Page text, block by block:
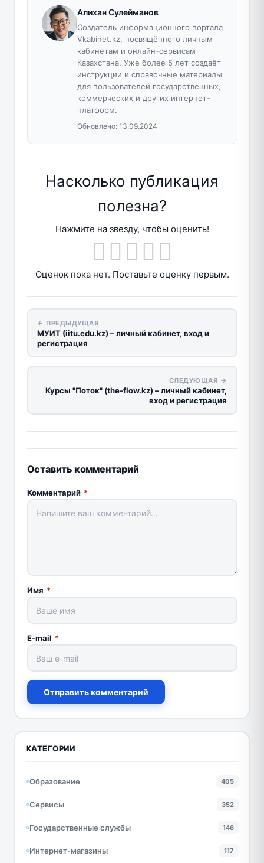
Алихан Сулейманов
Создатель информационного портала
Vkabinet.kz, посвящённого личным
кабинетам и онлайн-сервисам
Казахстана. Уже более 5 лет создаёт
инструкции и справочные материалы
для пользователей государственных,
коммерческих и других интернет-
платформ.
Обновлено: 13.09.2024
Насколько публикация
полезна?
Нажмите на звезду, чтобы оценить!
Оценок пока нет. Поставьте оценку первым.
← ПРЕДЫДУЩАЯ
МУИТ (iitu.edu.kz) – личный кабинет, вход и
регистрация
СЛЕДУЮЩАЯ →
Курсы "Поток" (the-flow.kz) – личный кабинет,
вход и регистрация
Оставить комментарий
Комментарий *
Имя *
E-mail *
Отправить комментарий
КАТЕГОРИИ
Образование 405
Сервисы 352
Государственные службы 146
Интернет-магазины 117